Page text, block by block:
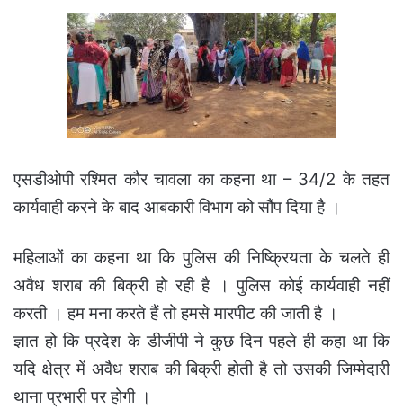
एसडीओपी रश्मित कौर चावला का कहना था – 34/2 के तहत
कार्यवाही करने के बाद आबकारी विभाग को सौंप दिया है ।
महिलाओं का कहना था कि पुलिस की निष्क्रियता के चलते ही
अवैध शराब की बिक्री हो रही है । पुलिस कोई कार्यवाही नहीं
करती । हम मना करते हैं तो हमसे मारपीट की जाती है ।
ज्ञात हो कि प्रदेश के डीजीपी ने कुछ दिन पहले ही कहा था कि
यदि क्षेत्र में अवैध शराब की बिक्री होती है तो उसकी जिम्मेदारी
थाना प्रभारी पर होगी ।